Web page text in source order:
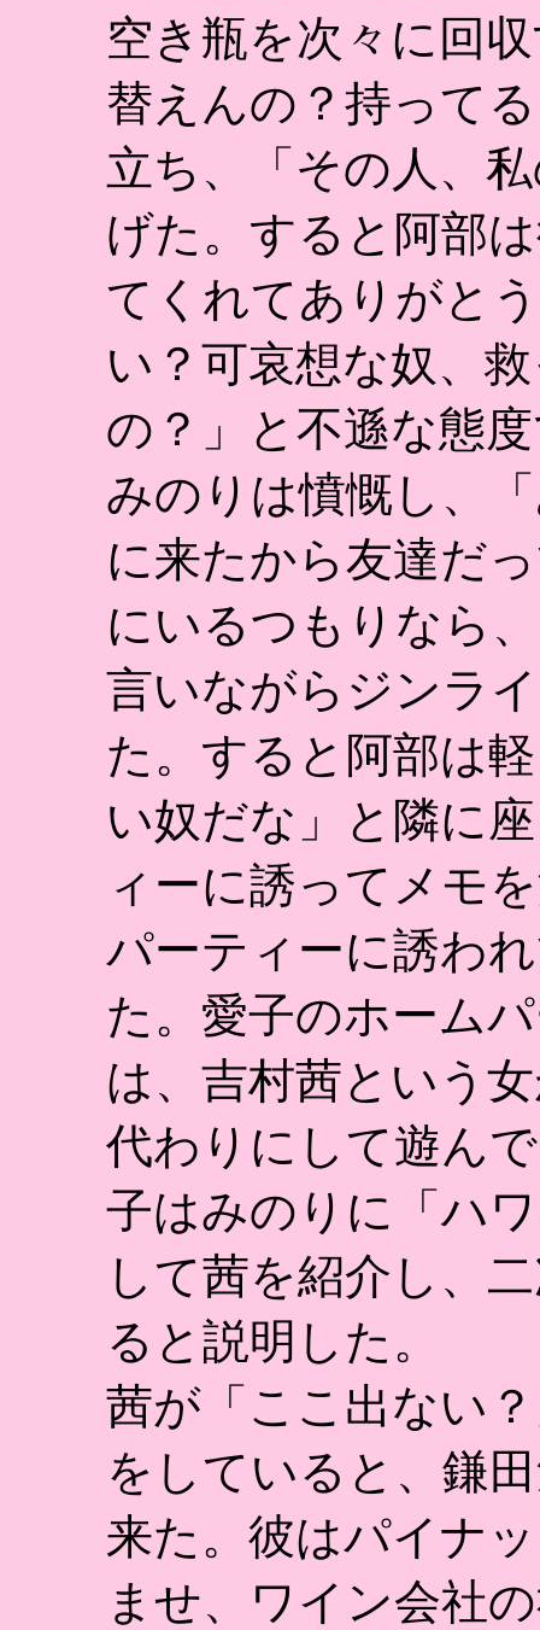
空き瓶を次々に回
替えんの？持って
立ち、「その人、
げた。すると阿部
てくれてありがと
い？可哀想な奴、
の？」と不遜な態
みのりは憤慨し、
に来たから友達だ
にいるつもりなら
言いながらジンラ
た。すると阿部は
い奴だな」と隣に
ィーに誘ってメモ
パーティーに誘わ
た。愛子のホーム
は、吉村茜という
代わりにして遊ん
子はみのりに「ハ
して茜を紹介し、
ると説明した。
茜が「ここ出ない
をしていると、鎌
来た。彼はパイナ
ませ、ワイン会社